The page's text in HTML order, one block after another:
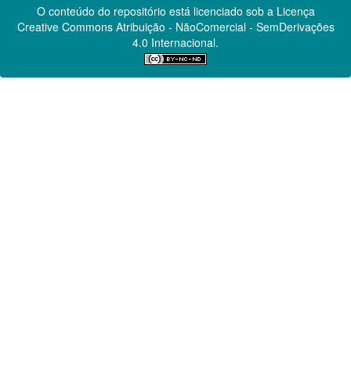
O conteúdo do repositório está licenciado sob a Licença
Creative CommonsAtribuição - NãoComercial - SemDerivações
4.0 Internacional.